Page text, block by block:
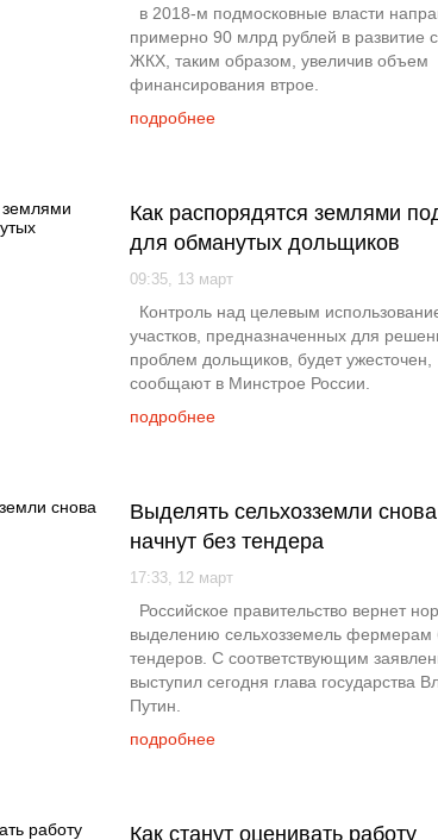
в 2018-м подмосковные власти
примерно 90 млрд рублей в развитие
ЖКХ, таким образом, увеличив объем
финансирования втрое.
подробнее
Как распорядятся землями
для обманутых дольщиков
09:35, 13 март
Контроль над целевым
участков, предназначенных для
проблем дольщиков, будет ужесточен,
сообщают в Минстрое России.
подробнее
Выделять сельхозземли снова
начнут без тендера
17:33, 12 март
Российское правительство вернет
выделению сельхозземель фермерам
тендеров. С соответствующим
выступил сегодня глава государства
Путин.
подробнее
Как станут оценивать работу